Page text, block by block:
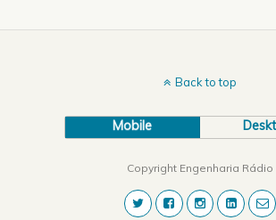
Back to top
Mobile
Copyright Engenharia Rádio